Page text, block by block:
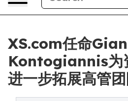
XS.com任命
Kontogiannis为
进一步拓展高管